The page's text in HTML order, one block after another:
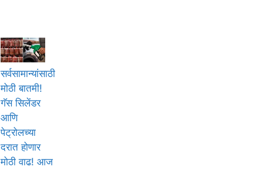
सर्वसामान्यांसाठी
मोठी बातमी!
गॅस सिलेंडर
आणि
पेट्रोलच्या
दरात होणार
मोठी वाढ! आज